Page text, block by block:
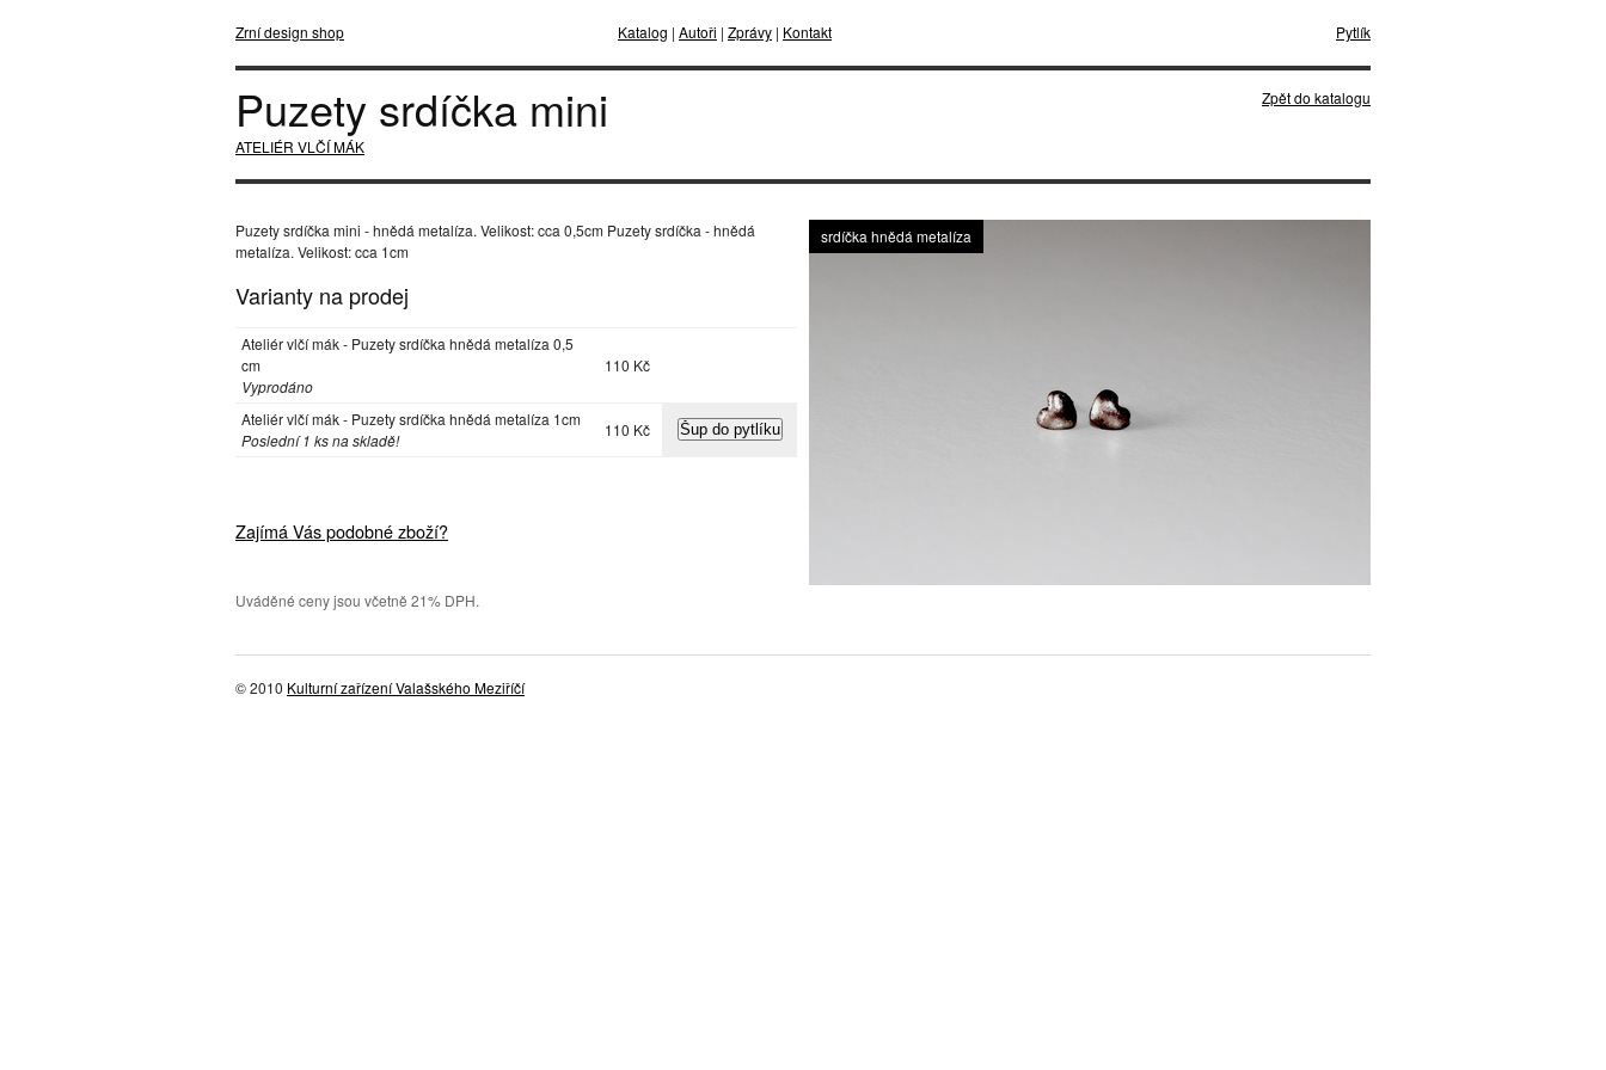
Zrní design shop Katalog | Autoři | Zprávy | Kontakt Pytlík
Puzety srdíčka mini
ATELIÉR VLČÍ MÁK
Zpět do katalogu
Puzety srdíčka mini - hnědá metalíza. Velikost: cca 0,5cm Puzety srdíčka - hnědá
metalíza. Velikost: cca 1cm
Varianty na prodej
Ateliér vlčí mák - Puzety srdíčka hnědá metalíza 0,5
cm
Vyprodáno
110 Kč
Ateliér vlčí mák - Puzety srdíčka hnědá metalíza 1cm
Poslední 1 ks na skladě!
110 Kč
Zajímá Vás podobné zboží?
srdíčka hnědá metalíza
Uváděné ceny jsou včetně 21% DPH.
© 2010 Kulturní zařízení Valašského Meziříčí